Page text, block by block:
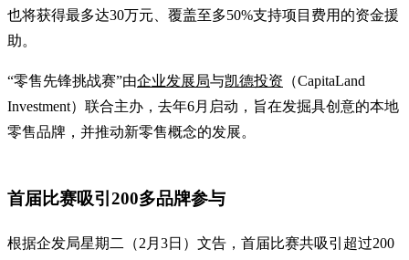
也将获得最多达30万元、覆盖至多50%支持项目费用的资金援
助。
“零售先锋挑战赛”由企业发展局与凯德投资 （CapitaLand
Investment）联合主办，去年6月启动，旨在发掘具创意的本地
零售品牌，并推动新零售概念的发展。
首届比赛吸引200多品牌参与
根据企发局星期二（2月3日）文告，首届比赛共吸引超过200